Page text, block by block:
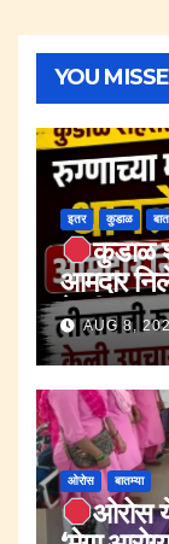
YOU
इतर कुडाळ
कुडाळ
आमदार
केलीAUG 8,
ओरोस बातम्या
ओरोस